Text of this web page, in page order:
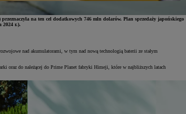
na ten cel dodatkowych 746 mln dolarów. Plan sprzedaży japońskiego
2024 r.).
nad akumulatorami, w tym nad nową technologią baterii ze stałym
oraz do należącej do Prime Planet fabryki Himeji, które w najbliższych latach